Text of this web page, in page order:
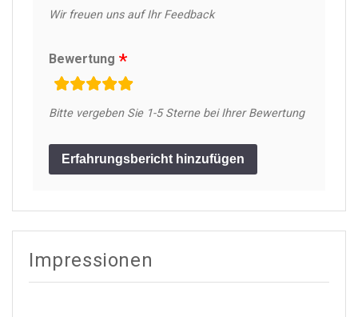
Wir freuen uns auf Ihr Feedback
Bewertung
rating
fields
Bitte vergeben Sie 1-5 Sterne bei Ihrer Bewertung
Impressionen